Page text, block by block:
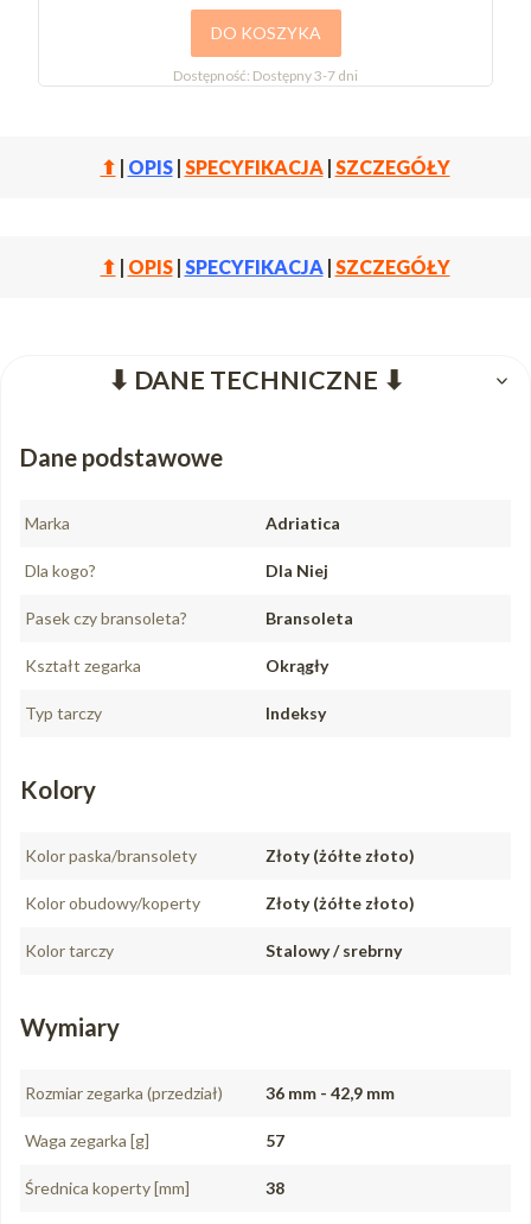
DO KOSZYKA
Dostępność: Dostępny 3-7 dni
⬆ OPIS| SPECYFIKACJA| SZCZEGÓŁY
⬆ OPIS| SPECYFIKACJA| SZCZEGÓŁY
⬇ DANE TECHNICZNE ⬇
Dane podstawowe
Marka Adriatica
Dla kogo? Dla Niej
Pasek czy bransoleta? Bransoleta
Kształt zegarka Okrągły
Typ tarczy Indeksy
Kolory
Kolor paska/bransolety Złoty (żółte złoto)
Kolor obudowy/koperty Złoty (żółte złoto)
Kolor tarczy Stalowy / srebrny
Wymiary
Rozmiar zegarka (przedział) 36 mm - 42,9 mm
Waga zegarka [g] 57
Średnica koperty [mm] 38